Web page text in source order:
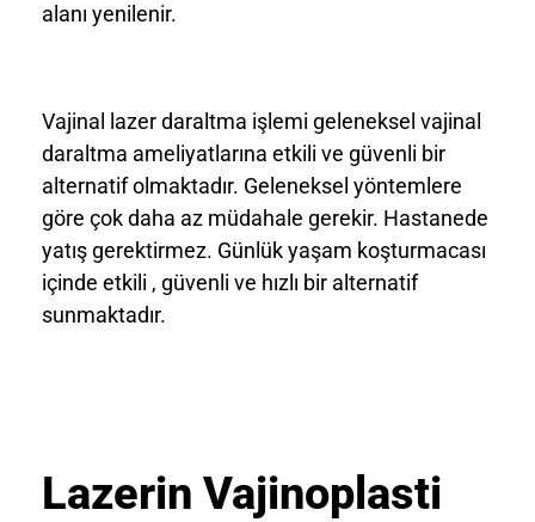
alanı yenilenir.
Vajinal lazer daraltma işlemi geleneksel vajinal
daraltma ameliyatlarına etkili ve güvenli bir
alternatif olmaktadır. Geleneksel yöntemlere
göre çok daha az müdahale gerekir. Hastanede
yatış gerektirmez. Günlük yaşam koşturmacası
içinde etkili , güvenli ve hızlı bir alternatif
sunmaktadır.
Lazerin Vajinoplasti